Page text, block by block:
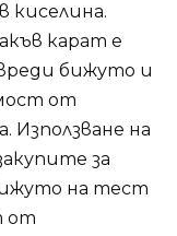
киселина.
карат е
бижуто и
от
Използване на
за
на тест
от